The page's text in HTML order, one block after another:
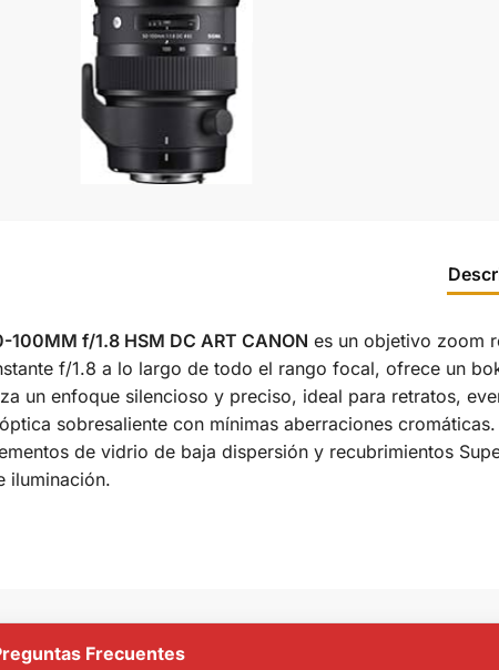
100MM f/1.8 HSM DC ART CANON es un objetivo zoom
f/1.8 a lo largo de todo el rango focal, ofrece un
un enfoque silencioso y preciso, ideal para retratos,
sobresaliente con mínimas aberraciones
de vidrio de baja dispersión y recubrimientos
iluminación.
Frecuentes